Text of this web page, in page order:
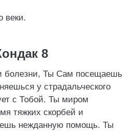
веки.
8
болезни, Ты Сам посещаешь
у страдальческого
с Тобой. Ты миром
тяжких скорбей и
нежданную помощь. Ты